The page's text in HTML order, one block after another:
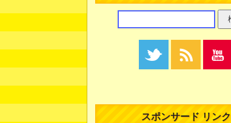
スポンサード リンク